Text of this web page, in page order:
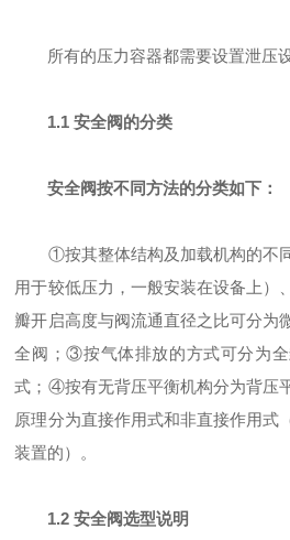
所有的压力容器都需要设置泄压设
1.1 安全阀的分类
安全阀按不同方法的分类如下：
①按其整体结构及加载机构的不同
用于较低压力，一般安装在设备上
瓣开启高度与阀流通直径之比可分为
全阀；③按气体排放的方式可分为
式；④按有无背压平衡机构分为背压
原理分为直接作用式和非直接作用式
装置的）。
1.2 安全阀选型说明